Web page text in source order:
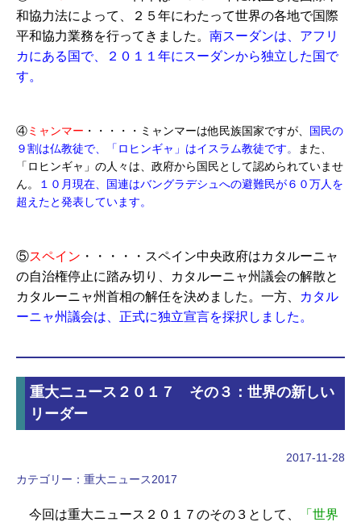
和協力法によって、２５年にわたって世界の各地で国際
平和協力業務を行ってきました。 南スーダンは、アフリ
カにある国で、２０１１年にスーダンから独立した国で
す。
④ミャンマー ・・・・・ミャンマーは他民族国家ですが、 国民の
９割は仏教徒で、「ロヒンギャ」はイスラム教徒です。
また、
「ロヒンギャ」の人々は、政府から国民として認められていませ
ん。
１０月現在、国連はバングラデシュへの避難民が６０万人を
超えたと発表しています。
⑤スペイン ・・・・・スペイン中央政府はカタルーニャ
の自治権停止に踏み切り、カタルーニャ州議会の解散と
カタルーニャ州首相の解任を決めました。一方、
カタル
ーニャ州議会は、正式に独立宣言を採択しました。
重大ニュース２０１７ その３：世界の新しい
リーダー
2017-11-28
カテゴリー： 重大ニュース2017
今回は重大ニュース２０１７のその３として、
「世界